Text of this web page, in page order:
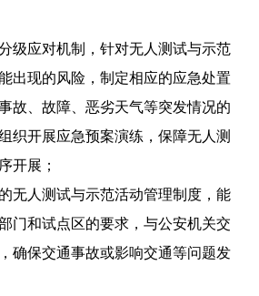
应对机制，针对无人测试与示范
出现的风险，制定相应的应急处置
故、故障、恶劣天气等突发情况的
织开展应急预案演练，保障无人测
开展；
人测试与示范活动管理制度，能
门和试点区的要求，与公安机关交
确保交通事故或影响交通等问题发